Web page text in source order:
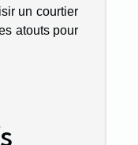
un courtier
atouts pour